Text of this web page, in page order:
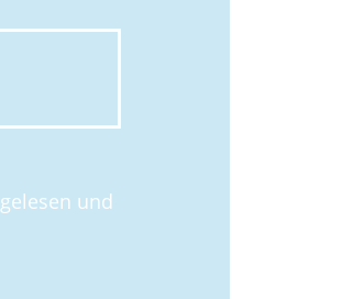
gelesen und